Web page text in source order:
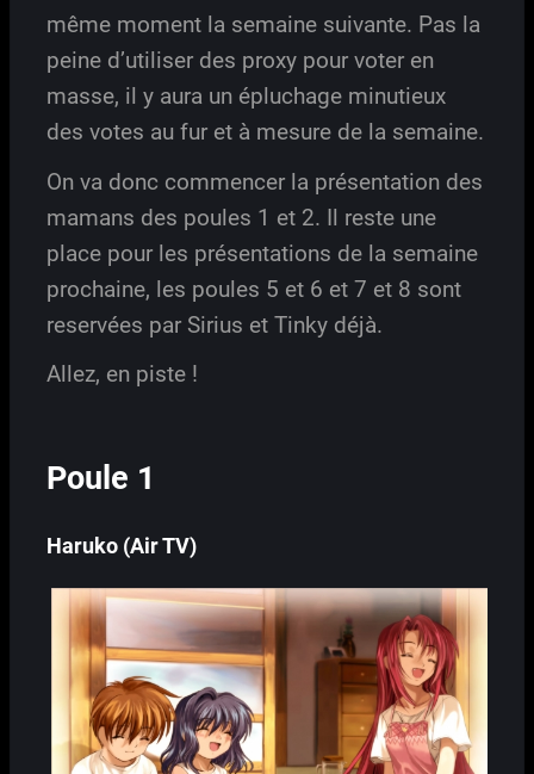
même moment la semaine suivante. Pas la
peine d’utiliser des proxy pour voter en
masse, il y aura un épluchage minutieux
des votes au fur et à mesure de la semaine.
On va donc commencer la présentation des
mamans des poules 1 et 2. Il reste une
place pour les présentations de la semaine
prochaine, les poules 5 et 6 et 7 et 8 sont
reservées par Sirius et Tinky déjà.
Allez, en piste !
Poule 1
Haruko (Air TV)